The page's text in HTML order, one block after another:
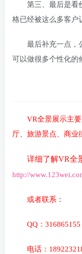
第三、最后是看
格已经被这么多客户
最后补充一点，
可以做很多个性化的
VR全景展示主要
厅、旅游景点、商业
详细了解VR全
http://
或者联系：
QQ： 316865155
电话：